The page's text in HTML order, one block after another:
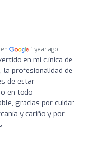
1 year ago
en mi clínica de
profesionalidad de
de estar
en todo
gracias por cuidar
y cariño y por